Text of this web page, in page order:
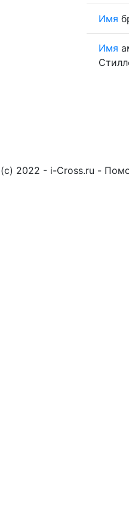
Имя
Имя
(c) 2022 - i-Cross.ru -